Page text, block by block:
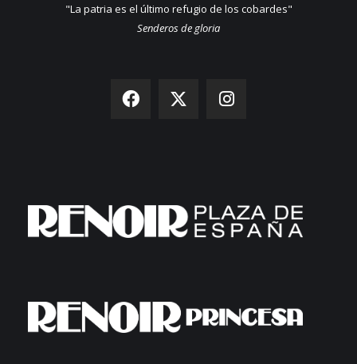
"La patria es el último refugio de los cobardes"
Senderos de gloria